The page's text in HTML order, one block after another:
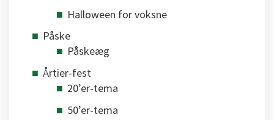
Halloween for voksne
Påske
Påskeæg
Årtier-fest
20’er-tema
50’er-tema